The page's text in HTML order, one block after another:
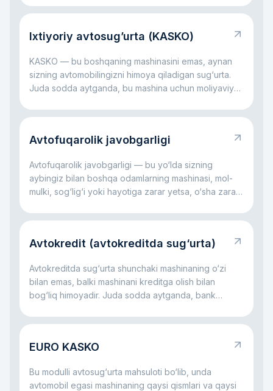
Ixtiyoriy avtosug’urta (KASKO)
KASKO — bu boshqaning mashinasini emas, aynan
sizning avtomobilingizni himoya qiladigan sug‘urta.
Juda sodda aytganda, bu mashina uchun moliyaviy
avtoturargohda shikast yetsa, daraxt tushsa yoki
qismini sug‘urta kompaniyasi o‘z zimmasiga olishi
avtomobil xarajatlari bilan yolg‘iz qoldirmaslikka
yordam beradi.
Avtofuqarolik javobgarligi
Avtofuqarolik javobgarligi — bu yo‘lda sizning
aybingiz bilan boshqa odamlarning mashinasi, mol-
mulki, sog‘lig‘i yoki hayotiga zarar yetsa, o‘sha zarar
aytganda, bu rulda qilingan xato boshqaning zarariga
bu javobgarlik jabrlanuvchi kompensatsiyasiz
ko‘tarmasligi uchun kerak.
Avtokredit (avtokreditda sug‘urta)
Avtokreditda sug‘urta shunchaki mashinaning o‘zi
bilan emas, balki mashinani kreditga olish bilan
bog‘liq himoyadir. Juda sodda aytganda, bank
jarayoni ham himoyalangan bo‘lishini xohlaydi. Shu
bo‘ladi: u mashina bilan jiddiy muammo yuz bersa,
kamaytirishga yordam beradi.
EURO KASKO
Bu modulli avtosug‘urta mahsuloti bo‘lib, unda
avtomobil egasi mashinaning qaysi qismlari va qaysi